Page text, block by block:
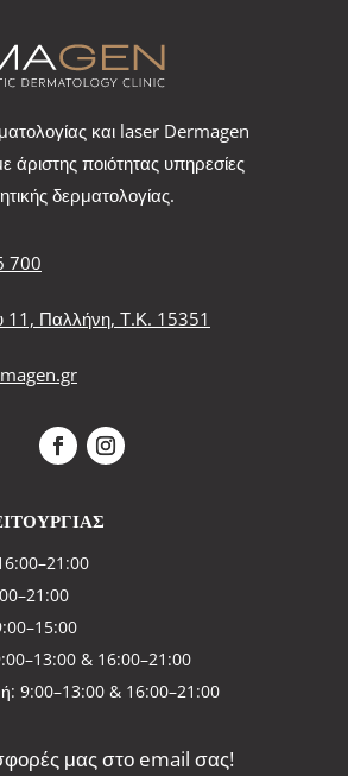
και laser Dermagen
ποιότητας υπηρεσίες
δερματολογίας.
700
11, Παλλήνη, Τ.Κ. 15351
& 16:00–21:00
9:00–13:00 & 16:00–21:00
μας στο email σας!